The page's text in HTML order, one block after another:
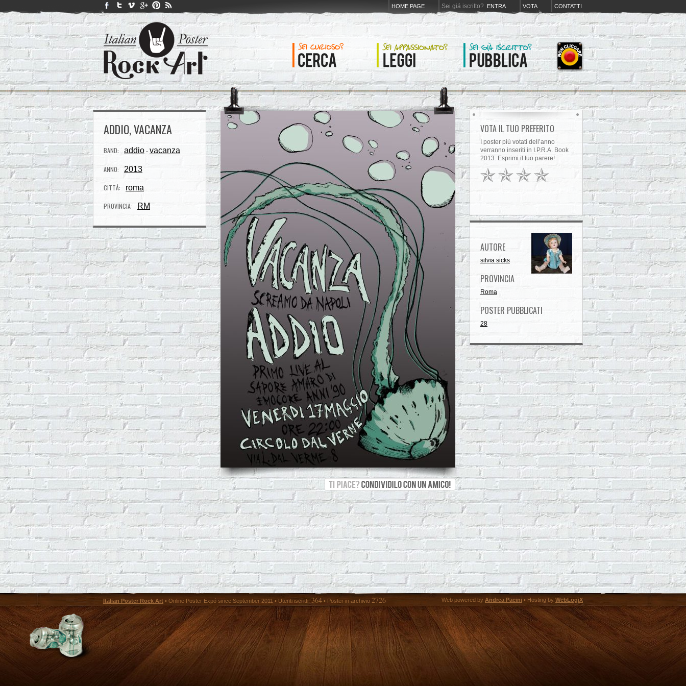
HOME PAGE Sei giá iscritto? ENTRA VOTA CONTATTI
ADDIO, VACANZA
BAND: addio - vacanza
ANNO: 2013
CITTÁ: roma
PROVINCIA: RM
VOTA IL TUO PREFERITO
I poster più votati dell’anno
verranno inseriti in I.P.R.A. Book
2013. Esprimi il tuo parere!
AUTORE
silvia sicks
PROVINCIA
Roma
POSTER PUBBLICATI
28
Italian Poster Rock Art • Online Poster Expó since September 2011 • Utenti iscritti: 364 • Poster in archivio 2726 Web powered by Andrea Pacini • Hosting by WebLogiX